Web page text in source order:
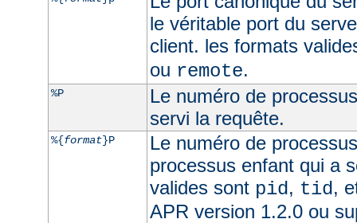
le véritable port du
client. les formats
ou remote.
%P
Le numéro de
servi la requête.
%{format}P
Le numéro de
processus enfant qui a
valides sont pid, tid,
APR version 1.2.0 ou